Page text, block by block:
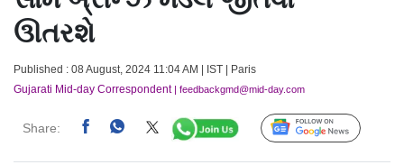
ઊતરશે
Published : 08 August, 2024 11:04 AM | IST | Paris
Gujarati Mid-day Correspondent| feedbackgmd@mid-day.com
Share: Follow Us